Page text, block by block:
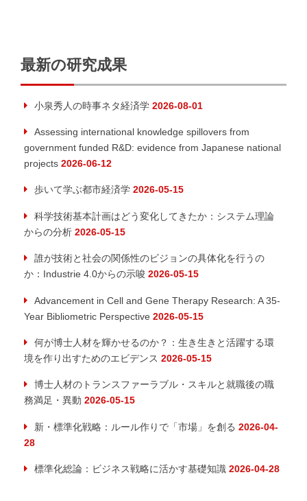
最新の研究成果
小泉秀人の時事ネタ経済学 2026-08-01
Assessing international knowledge spillovers from
government funded R&D: evidence from Japanese national
projects 2026-06-12
歩いて学ぶ都市経済学 2026-05-15
科学技術基本計画はどう変化してきたか：システム理論
からの分析 2026-05-15
誰が技術と社会の関係性のビジョンの具体化を行うの
か：Industrie 4.0からの示唆 2026-05-15
Advancement in Cell and Gene Therapy Research: A 35-
Year Bibliometric Perspective 2026-05-15
何が博士人材を輝かせるのか？：生き生きと活躍する環
境を作り出すためのエビデンス 2026-05-15
博士人材のトランスファーラブル・スキルと就職後の職
務満足・異動 2026-05-15
新・標準化戦略：ルール作りで「市場」を創る 2026-04-
28
標準化総論：ビジネス戦略に活かす基礎知識 2026-04-28